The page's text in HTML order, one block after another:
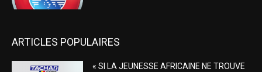
ARTICLES POPULAIRES
« SI LA JEUNESSE AFRICAINE NE TROUVE